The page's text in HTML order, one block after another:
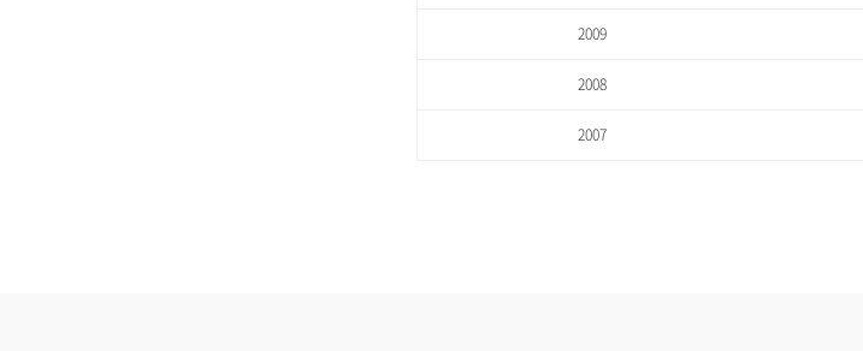
2009
2008
2007